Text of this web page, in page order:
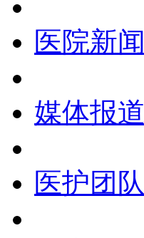
医院新闻
媒体报道
医护团队